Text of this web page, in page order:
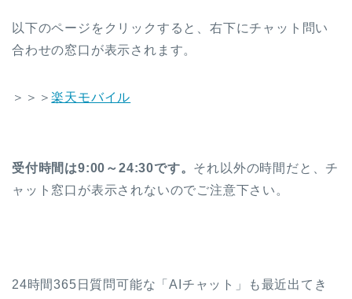
以下のページをクリックすると、右下にチャット問い
合わせの窓口が表示されます。
＞＞＞楽天モバイル
受付時間は9:00～24:30です。 それ以外の時間だと、チ
ャット窓口が表示されないのでご注意下さい。
24時間365日質問可能な「AIチャット」も最近出てき